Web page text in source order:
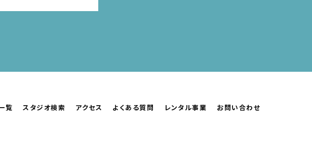
覧 スタジオ検索 アクセス よくある質問 レンタル事業 お問い合わせ